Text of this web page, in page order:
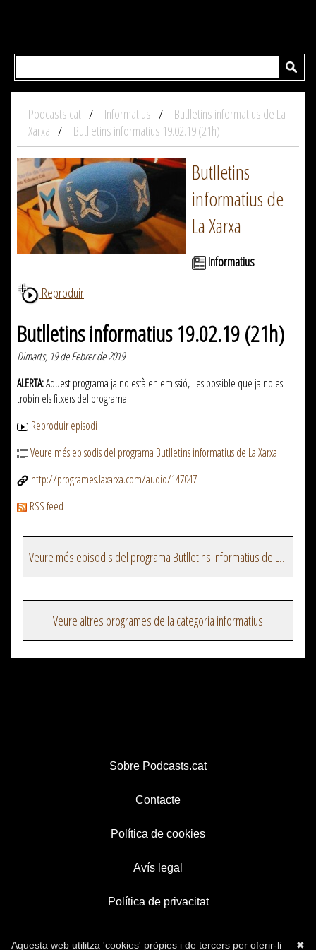
Podcasts.cat Informatius
Butlletins informatius de La
Xarxa
Butlletins informatius 19.02.19 (21h)
Butlletins
informatius de
La Xarxa
Informatius
Reproduir
Butlletins informatius 19.02.19 (21h)
Dimarts, 19 de Febrer de 2019
ALERTA:Aquest programa ja no està en emissió, i es possible que ja no es
trobin els fitxers del programa.
Reproduir episodi
Veure més episodis del programa Butlletins informatius de La Xarxa
http://programes.laxarxa.com/audio/147047
RSS feed
Veure més episodis del programa Butlletins informatius de La Xarxa
Veure altres programes de la categoria informatius
Sobre Podcasts.cat
Contacte
Política de cookies
Avís legal
Política de privacitat
✖
Aquesta web utilitza 'cookies' pròpies i de tercers per oferir-li